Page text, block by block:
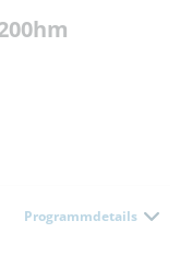
Programmdetails